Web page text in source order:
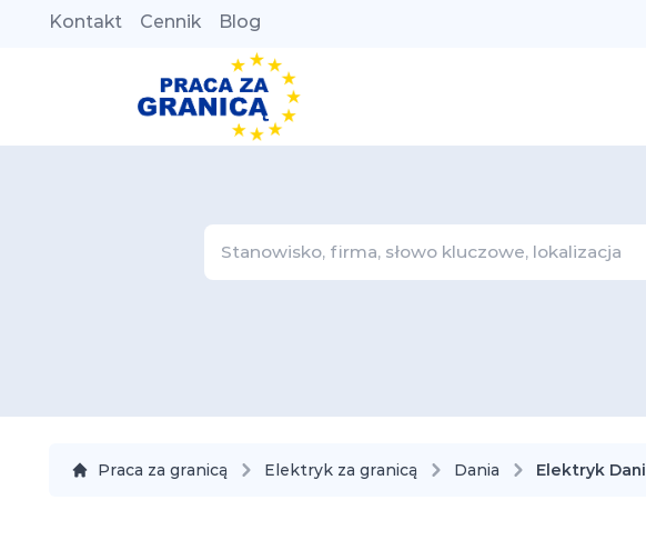
Kontakt Cennik Blog
Praca za granicą Elektryk za granicą Dania Elektryk